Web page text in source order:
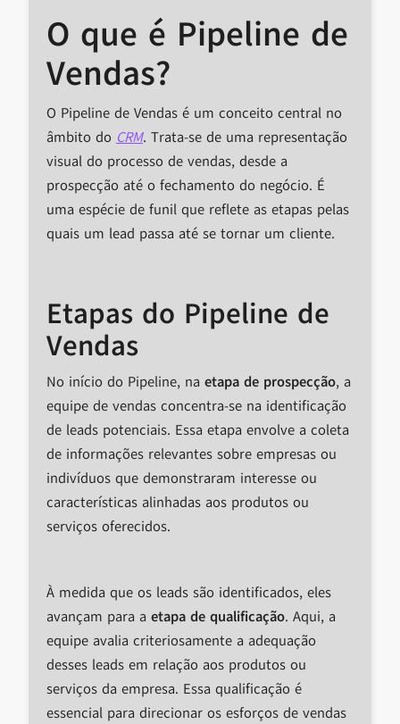
O que é Pipeline de
Vendas?
O Pipeline de Vendas é um conceito central no
âmbito do CRM. Trata-se de uma representação
visual do processo de vendas, desde a
prospecção até o fechamento do negócio. É
uma espécie de funil que reflete as etapas pelas
quais um lead passa até se tornar um cliente.
Etapas do Pipeline de
Vendas
No início do Pipeline, na etapa de prospecção, a
equipe de vendas concentra-se na identificação
de leads potenciais. Essa etapa envolve a coleta
de informações relevantes sobre empresas ou
indivíduos que demonstraram interesse ou
características alinhadas aos produtos ou
serviços oferecidos.
À medida que os leads são identificados, eles
avançam para a etapa de qualificação. Aqui, a
equipe avalia criteriosamente a adequação
desses leads em relação aos produtos ou
serviços da empresa. Essa qualificação é
essencial para direcionar os esforços de vendas